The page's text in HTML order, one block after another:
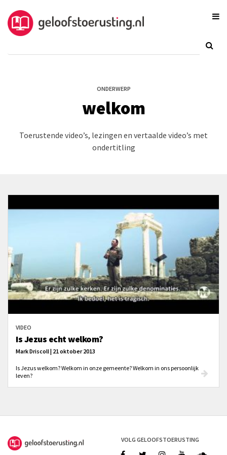
ONDERWERP
welkom
Toerustende video’s, lezingen en vertaalde video’s met
ondertitling
VIDEO
Is Jezus echt welkom?
Mark Driscoll | 21 oktober 2013
Is Jezus welkom? Welkom in onze gemeente? Welkom in ons persoonlijk
leven?
VOLG GELOOFSTOERUSTING